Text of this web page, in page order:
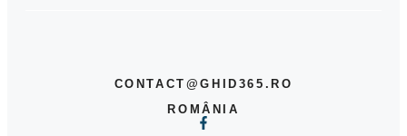
CONTACT@GHID365.RO
ROMÂNIA